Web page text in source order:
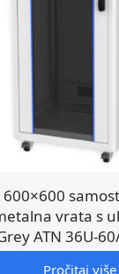
vrata s
ATN 36U-
Pročitaj više